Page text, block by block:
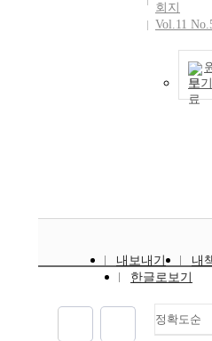
회지
Vol.11
보기
내보내기
내
한글로보기
정확도순